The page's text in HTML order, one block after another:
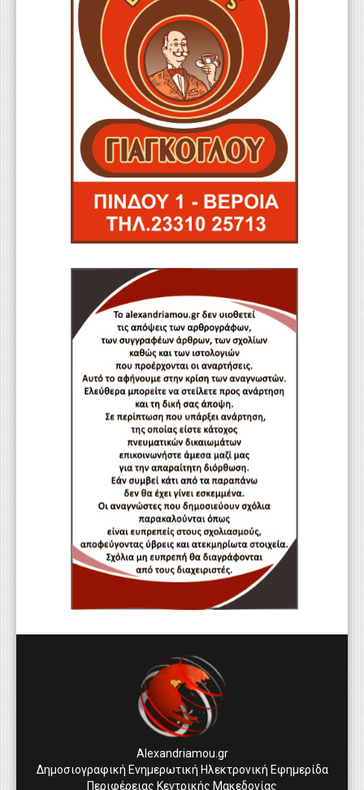
Alexandriamou.gr
Δημοσιογραφική Ενημερωτική Ηλεκτρονική Εφημερίδα
Περιφέρειας Κεντρικής Μακεδονίας